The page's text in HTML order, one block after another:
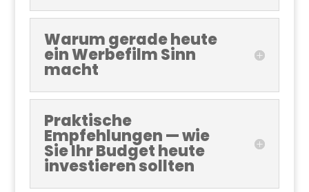
Warum gerade heute
ein Werbefilm Sinn
macht
Praktische
Empfehlungen — wie
Sie Ihr Budget heute
investieren sollten